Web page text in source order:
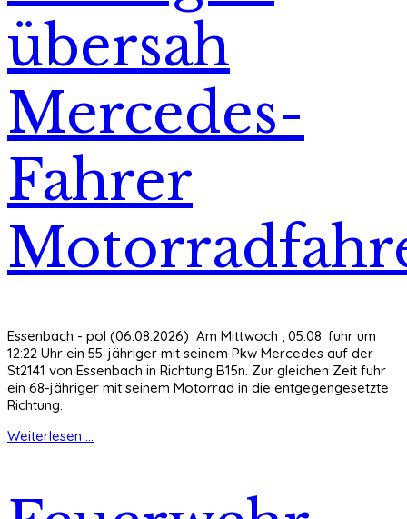
übersah
Mercedes-
Fahrer
Essenbach - pol (06.08.2026) Am Mittwoch , 05.08. fuhr um
12:22 Uhr ein 55-jähriger mit seinem Pkw Mercedes auf der
St2141 von Essenbach in Richtung B15n. Zur gleichen Zeit fuhr
ein 68-jähriger mit seinem Motorrad in die entgegengesetzte
Richtung.
Weiterlesen ...